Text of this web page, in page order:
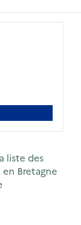
liste des
Bretagne